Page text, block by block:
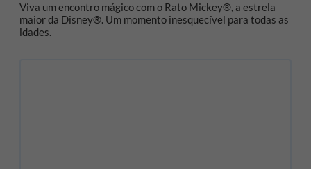
Viva um encontro mágico com o Rato Mickey®, a estrela
maior da Disney®. Um momento inesquecível para todas as
idades.